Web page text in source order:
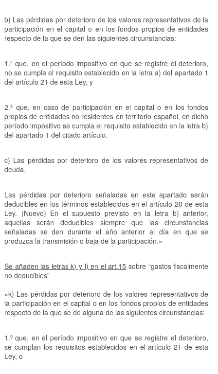
b) Las pérdidas por deterioro de los valores representativos de la
participación en el capital o en los fondos propios de entidades
respecto de la que se den las siguientes circunstancias:
1.ª que, en el período impositivo en que se registre el deterioro,
no se cumpla el requisito establecido en la letra a) del apartado 1
del artículo 21 de esta Ley, y
2.ª que, en caso de participación en el capital o en los fondos
propios de entidades no residentes en territorio español, en dicho
período impositivo se cumpla el requisito establecido en la letra b)
del apartado 1 del citado artículo.
c) Las pérdidas por deterioro de los valores representativos de
deuda.
Las pérdidas por deterioro señaladas en este apartado serán
deducibles en los términos establecidos en el artículo 20 de esta
Ley. (Nuevo) En el supuesto previsto en la letra b) anterior,
aquellas serán deducibles siempre que las circunstancias
señaladas se den durante el año anterior al día en que se
produzca la transmisión o baja de la participación.»
Se añaden las letras k) y l) en el art.15 sobre “gastos fiscalmente
no deducibles”
«k) Las pérdidas por deterioro de los valores representativos de
la participación en el capital o en los fondos propios de entidades
respecto de la que se de alguna de las siguientes circunstancias:
1.º que, en el período impositivo en que se registre el deterioro,
se cumplan los requisitos establecidos en el artículo 21 de esta
Ley, o